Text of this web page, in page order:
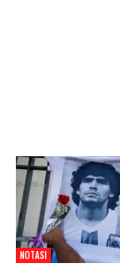
NOTASI